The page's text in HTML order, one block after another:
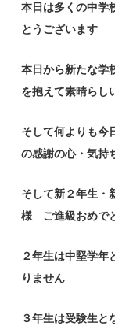
本日は多くの中
とうございます
本日から新たな
を抱えて素晴らし
そして何よりも今
の感謝の心・気
そして新２年生・
様 ご進級おめで
２年生は中堅学年
りません
３年生は受験生